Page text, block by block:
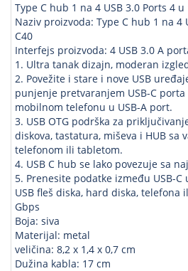
Type C hub 1 na 4 USB 3.0 Ports 4 u
Naziv proizvoda: Type C hub 1 na 4
C40
Interfejs proizvoda: 4 USB 3.0 A
1. Ultra tanak dizajn, moderan
2. Povežite i stare i nove USB
punjenje pretvaranjem USB-C
mobilnom telefonu u USB-A port.
3. USB OTG podrška za
diskova, tastatura, miševa i HUB sa
telefonom ili tabletom.
4. USB C hub se lako povezuje sa
5. Prenesite podatke između USB-
USB fleš diska, hard diska,
Gbps
Boja: siva
Materijal: metal
veličina: 8,2 x 1,4 x 0,7 cm
Dužina kabla: 17 cm